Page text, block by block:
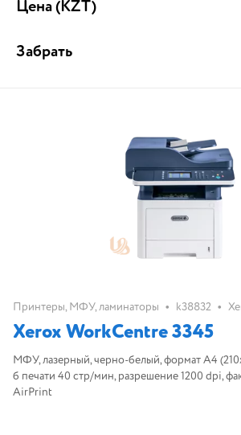
Цена(KZT)
Забрать
Принтеры, МФУ, ламинаторы • k38832 •
Xerox WorkCentre 3345
МФУ, лазерный, черно-белый, формат A4
б печати 40 стр/мин, разрешение 1200 dpi,
AirPrint